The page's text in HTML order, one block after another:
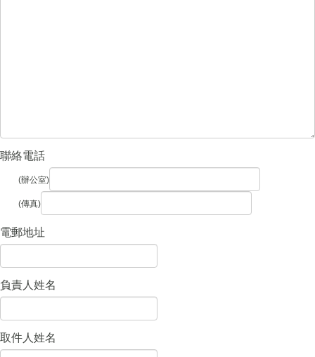
聯絡電話
(辦公室)
(傳真)
電郵地址
負責人姓名
取件人姓名